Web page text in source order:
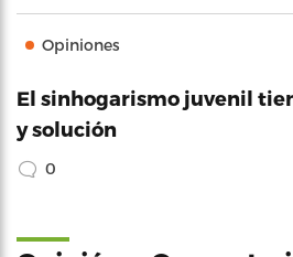
Opiniones
El sinhogarismo juvenil
y solución
0